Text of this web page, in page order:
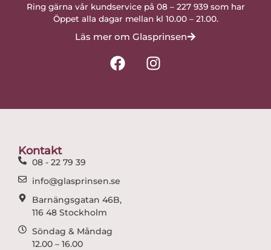
Ring gärna vår kundservice på 08 – 227 939 som har
Öppet alla dagar mellan kl 10.00 – 21.00.
Läs mer om Glasprinsen
F
a
I
n
Kontakt
08 - 22 79 39
info@glasprinsen.se
Barnängsgatan 46B,
116 48 Stockholm
Söndag & Måndag
12.00 – 16.00